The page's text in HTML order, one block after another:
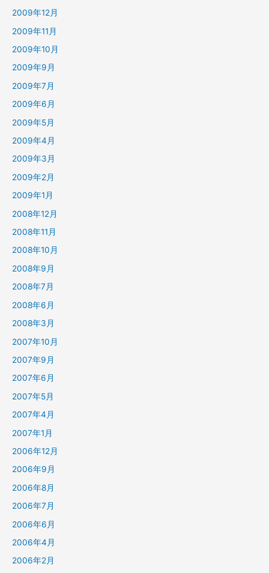
2009年12月
2009年11月
2009年10月
2009年9月
2009年7月
2009年6月
2009年5月
2009年4月
2009年3月
2009年2月
2009年1月
2008年12月
2008年11月
2008年10月
2008年9月
2008年7月
2008年6月
2008年3月
2007年10月
2007年9月
2007年6月
2007年5月
2007年4月
2007年1月
2006年12月
2006年9月
2006年8月
2006年7月
2006年6月
2006年4月
2006年2月